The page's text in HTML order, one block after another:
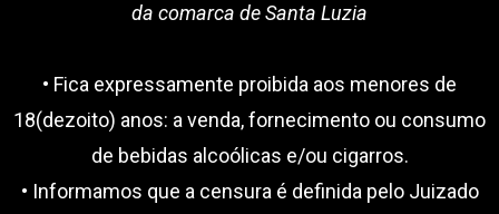
da comarca de Santa Luzia
• Fica expressamente proibida aos menores de
18(dezoito) anos: a venda, fornecimento ou consumo
de bebidas alcoólicas e/ou cigarros.
• Informamos que a censura é definida pelo Juizado